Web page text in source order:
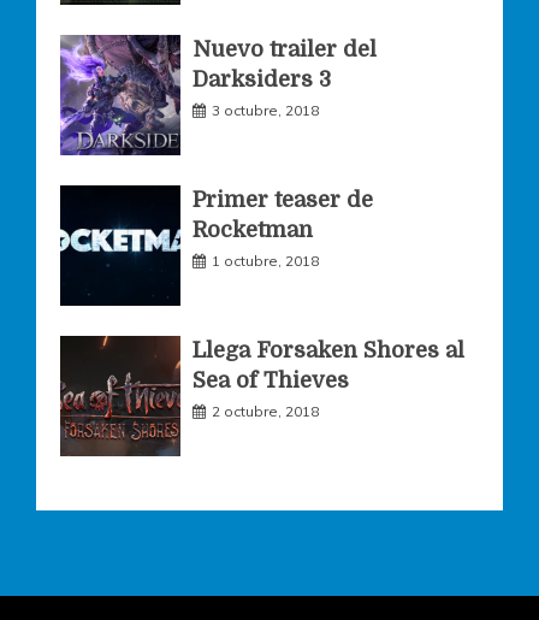
m
Nuevo trailer del
Darksiders 3
3 octubre, 2018
Primer teaser de
Rocketman
1 octubre, 2018
Llega Forsaken Shores al
Sea of Thieves
2 octubre, 2018